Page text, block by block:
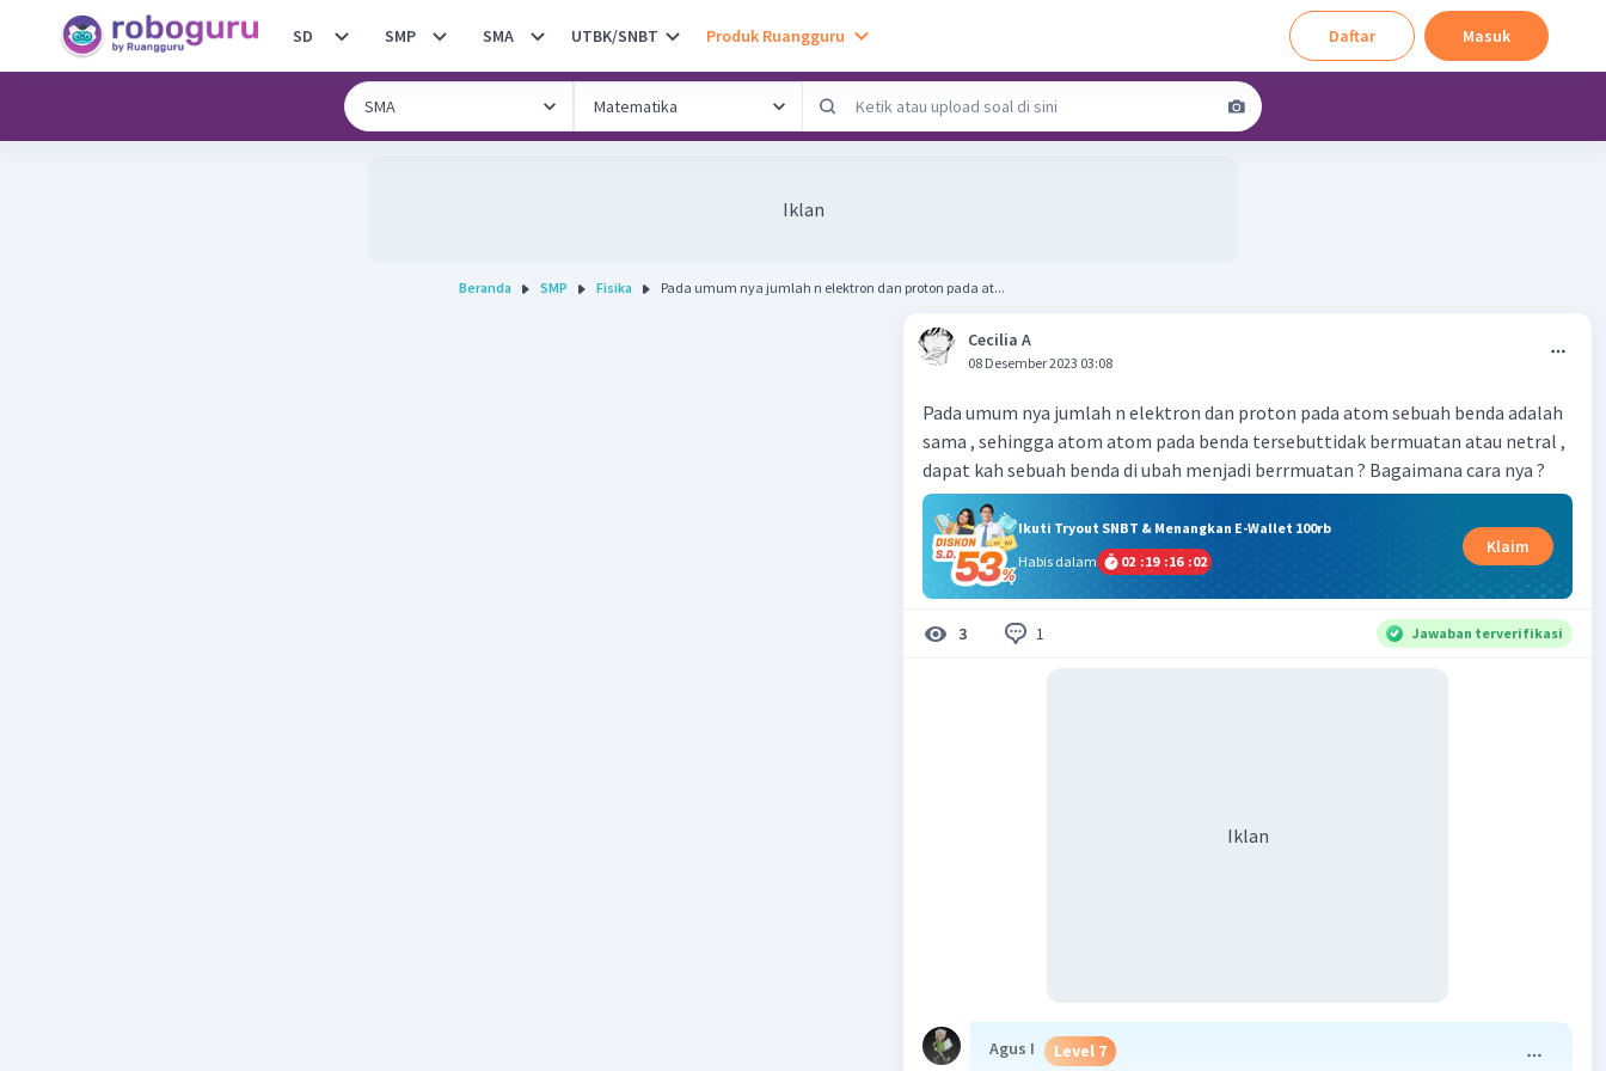
SD SMP SMA UTBK/SNBT Produk Ruangguru Daftar Masuk
Iklan
Beranda SMP Fisika Pada umum nya jumlah n elektron dan proton pada at...
Cecilia A
08 Desember 2023 03:08
Pada umum nya jumlah n elektron dan proton pada atom sebuah benda adalah
sama , sehingga atom atom pada benda tersebuttidak bermuatan atau netral ,
dapat kah sebuah benda di ubah menjadi berrmuatan ? Bagaimana cara nya ?
Ikuti Tryout SNBT & Menangkan E-Wallet 100rb
Habis dalam
02 :19 :16 :01
Klaim
3 1 Jawaban terverifikasi
Iklan
Agus I Level 7